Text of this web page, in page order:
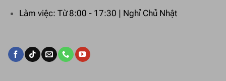
Làm việc: Từ 8:00 - 17:30 | Nghỉ Chủ Nhật